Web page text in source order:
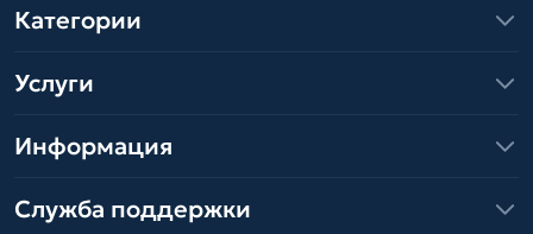
Категории
Услуги
Информация
Служба поддержки